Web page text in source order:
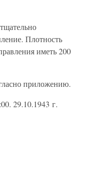
Плотность
иметь 200
приложению.
29.10.1943 г.